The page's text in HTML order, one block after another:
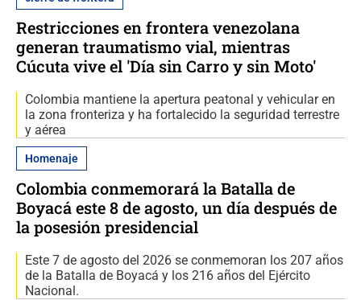
Restricciones en frontera venezolana
generan traumatismo vial, mientras
Cúcuta vive el 'Día sin Carro y sin Moto'
Colombia mantiene la apertura peatonal y vehicular en
la zona fronteriza y ha fortalecido la seguridad terrestre
y aérea
Homenaje
Colombia conmemorará la Batalla de
Boyacá este 8 de agosto, un día después de
la posesión presidencial
Este 7 de agosto del 2026 se conmemoran los 207 años
de la Batalla de Boyacá y los 216 años del Ejército
Nacional.